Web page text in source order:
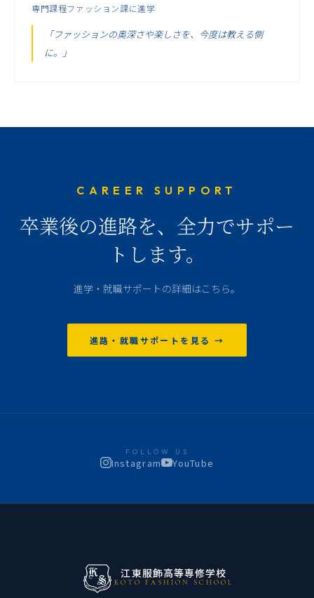
専門課程ファッション課に進学
「ファッションの奥深さや楽しさを、今度は教える側
に。」
CAREER SUPPORT
卒業後の進路を、全力でサポー
トします。
進学・就職サポートの詳細はこちら。
進路・就職サポートを見る →
FOLLOW US
Instagram YouTube
江東服飾高等専修学校
KOTO FASHION SCHOOL